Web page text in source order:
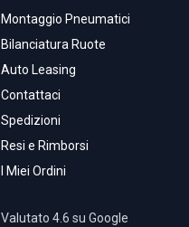
Montaggio Pneumatici
Bilanciatura Ruote
Auto Leasing
Contattaci
Spedizioni
Resi e Rimborsi
I Miei Ordini
Valutato 4.6 su Google